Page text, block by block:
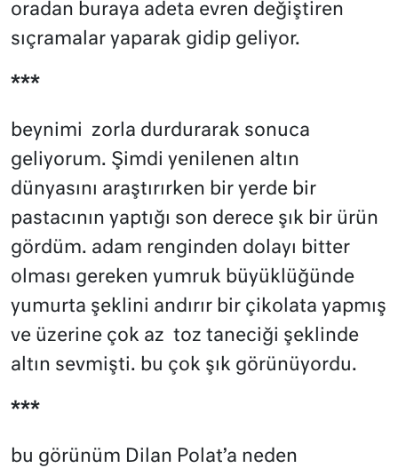
oradan buraya adeta evren değiştiren
sıçramalar yaparak gidip geliyor.
***
beynimi
zorla durdurarak sonuca
geliyorum. Şimdi yenilenen altın
dünyasını araştırırken bir yerde bir
pastacının yaptığı son derece şık bir ürün
gördüm. adam renginden dolayı bitter
olması gereken yumruk büyüklüğünde
yumurta şeklini andırır bir çikolata yapmış
ve üzerine çok az toz taneciği şeklinde
altın sevmişti. bu çok şık görünüyordu.
***
bu görünüm Dilan Polat’a neden